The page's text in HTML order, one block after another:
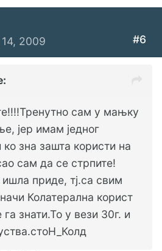
2009 #6
сам у мањку
јер имам једног
ко зна зашта користи на
сам да се стрпите!
ишла приде, тј.са свим
Колатерална корист
знати.То у вези 30г. и